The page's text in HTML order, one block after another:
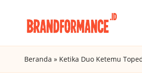
B
r
Marketing
Agency
Beranda » Ketika Duo Ketemu